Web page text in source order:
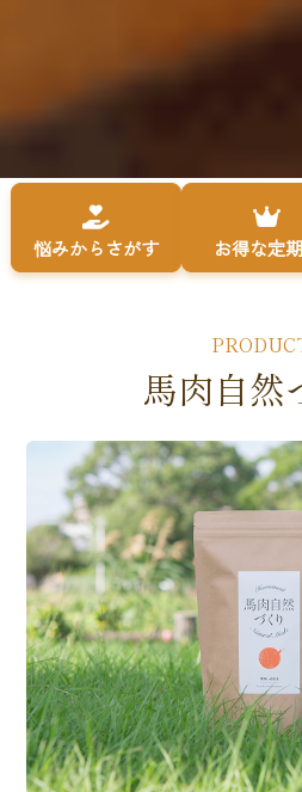
悩みからさがす お得な定
馬肉自然